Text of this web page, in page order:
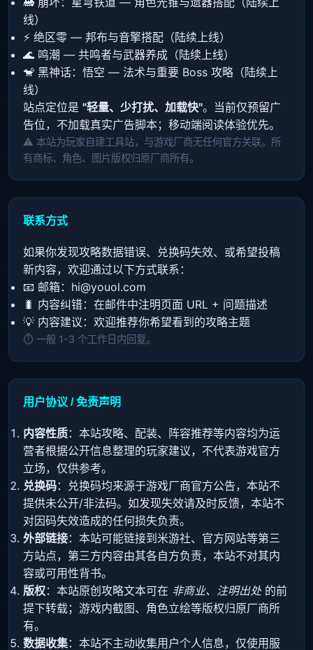
线）
⚡ 绝区零 — 邦布与音擎搭配（陆续上线）
🌊 鸣潮 — 共鸣者与武器养成（陆续上线）
🐒 黑神话：悟空 — 法术与重要 Boss 攻略（陆续上
线）
站点定位是 "轻量、少打扰、加载快"。当前仅预留广
告位，不加载真实广告脚本；移动端阅读体验优先。
⚠️ 本站为玩家自建工具站，与游戏厂商无任何官方关联。所
有商标、角色、图片版权归原厂商所有。
联系方式
如果你发现攻略数据错误、兑换码失效、或希望投稿
新内容，欢迎通过以下方式联系：
📧 邮箱： hi@youol.com
🐛 内容纠错：在邮件中注明页面 URL + 问题描述
💡 内容建议：欢迎推荐你希望看到的攻略主题
⏱️ 一般 1-3 个工作日内回复。
用户协议 / 免责声明
内容性质：本站攻略、配装、阵容推荐等内容均为运
营者根据公开信息整理的玩家建议，不代表游戏官方
立场，仅供参考。
兑换码：兑换码均来源于游戏厂商官方公告，本站不
提供未公开/非法码。如发现失效请及时反馈，本站不
对因码失效造成的任何损失负责。
外部链接：本站可能链接到米游社、官方网站等第三
方站点，第三方内容由其各自方负责，本站不对其内
容或可用性背书。
版权：本站原创攻略文本可在 非商业、注明出处的前
提下转载；游戏内截图、角色立绘等版权归原厂商所
有。
数据收集：本站不主动收集用户个人信息，仅使用服